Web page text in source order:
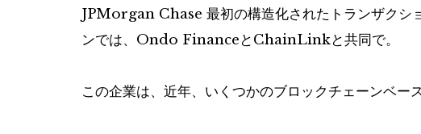
JPMorgan Chase 最初の構造化されたトランザクシ
ンでは、Ondo FinanceとChainLinkと共同で。
この企業は、近年、いくつかのブロックチェーンベー